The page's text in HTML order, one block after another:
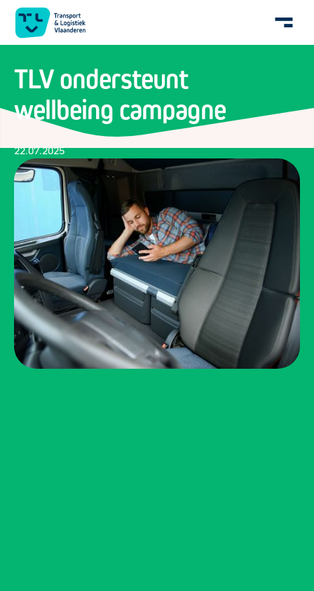
TLV ondersteunt
wellbeing campagne
22.07.2025